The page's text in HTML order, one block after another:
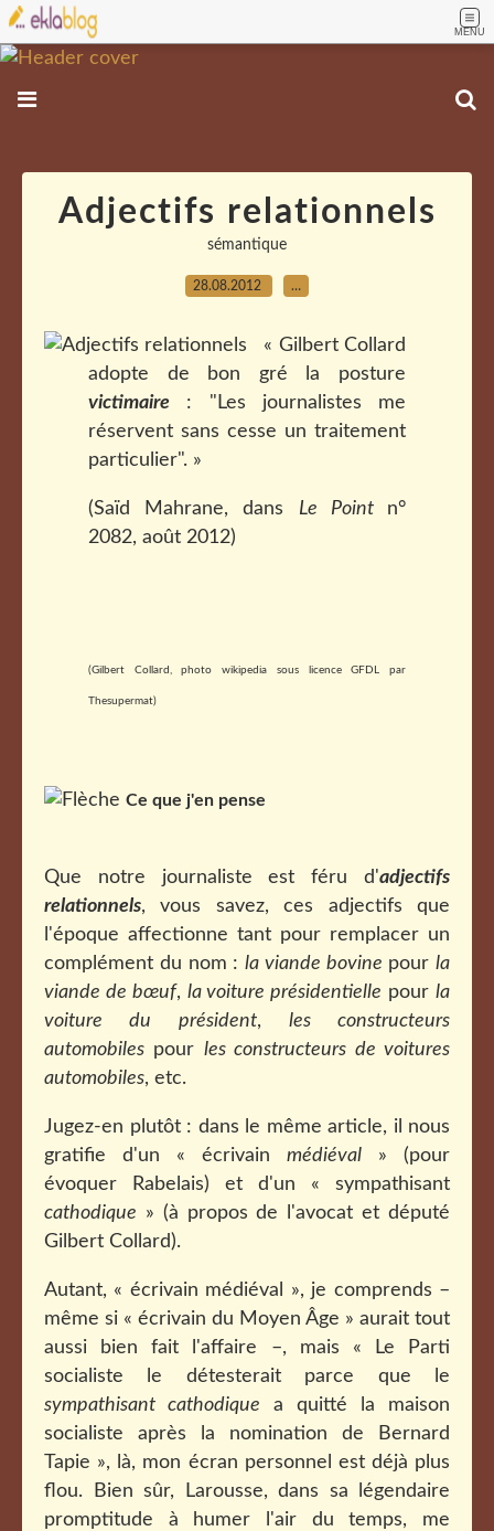
MENU
Adjectifs relationnels
sémantique
28.08.2012 …
« Gilbert Collard
adopte de bon gré la posture
victimaire : "Les journalistes me
réservent sans cesse un traitement
particulier". »
(Saïd Mahrane, dans Le Point n°
2082, août 2012)
(Gilbert Collard, photo wikipedia sous licence GFDL par
Thesupermat)
Ce que j'en pense
Que notre journaliste est féru d'adjectifs
relationnels, vous savez, ces adjectifs que
l'époque affectionne tant pour remplacer un
complément du nom : la viande bovine pour la
viande de bœuf, la voiture présidentielle pourla
voiture du président, les constructeurs
automobiles pour les constructeurs de voitures
automobiles, etc.
Jugez-en plutôt : dans le même article, il nous
gratifie d'un « écrivain médiéval » (pour
évoquer Rabelais) et d'un « sympathisant
cathodique » (à propos de l'avocat et député
Gilbert Collard).
Autant, « écrivain médiéval », je comprends –
même si « écrivain du Moyen Âge » aurait tout
aussi bien fait l'affaire –, mais « Le Parti
socialiste le détesterait parce que le
sympathisant cathodique a quitté la maison
socialiste après la nomination de Bernard
Tapie », là, mon écran personnel est déjà plus
flou. Bien sûr, Larousse, dans sa légendaire
promptitude à humer l'air du temps, me